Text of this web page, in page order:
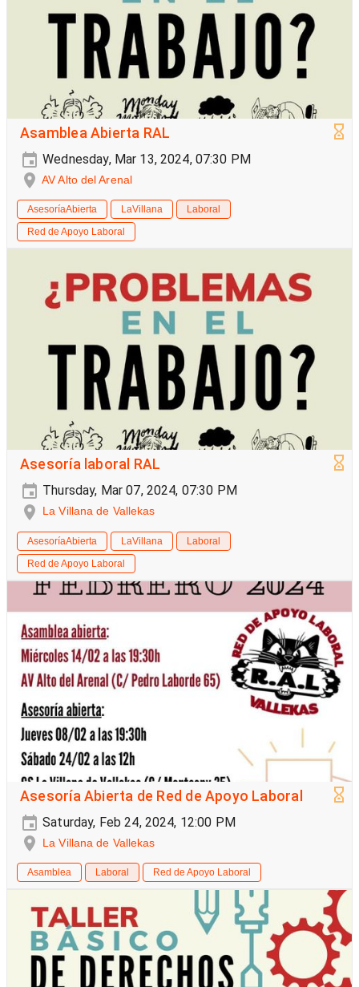
Asamblea Abierta RAL
Wednesday, Mar 13, 2024, 07:30 PM
AV Alto del Arenal
AsesoríaAbierta LaVillana
Laboral
Red de Apoyo Laboral
Asesoría laboral RAL
Thursday, Mar 07, 2024, 07:30 PM
La Villana de Vallekas
AsesoríaAbierta LaVillana
Laboral
Red de Apoyo Laboral
Asesoría Abierta de Red de Apoyo Laboral
Saturday, Feb 24, 2024, 12:00 PM
La Villana de Vallekas
Asamblea Laboral Red de Apoyo Laboral